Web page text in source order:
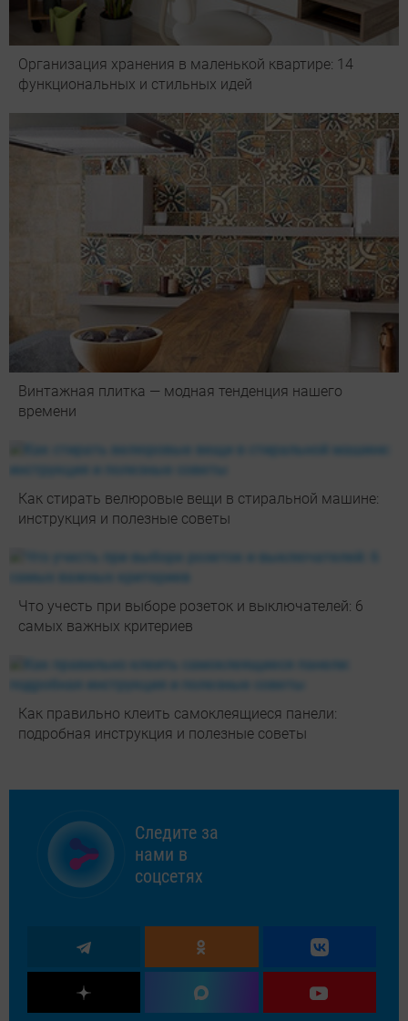
Организация хранения в маленькой квартире: 14
функциональных и стильных идей
Винтажная плитка — модная тенденция нашего
времени
Как стирать велюровые вещи в стиральной машине:
инструкция и полезные советы
Что учесть при выборе розеток и выключателей: 6
самых важных критериев
Как правильно клеить самоклеящиеся панели:
подробная инструкция и полезные советы
Следите за
нами в
соцсетях